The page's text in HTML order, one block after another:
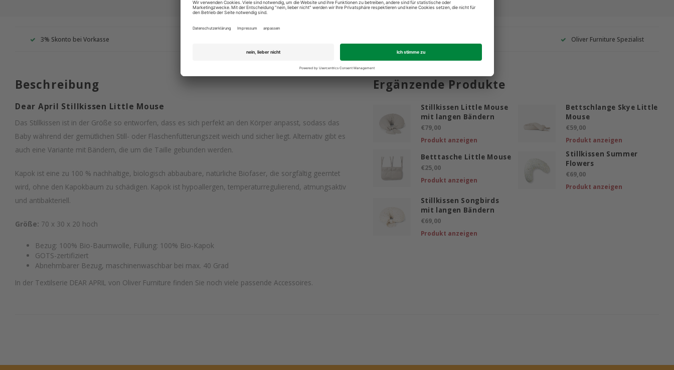
3% Skonto bei Vorkasse Oliver Furniture Spezialist
Beschreibung
Dear April Stillkissen Little Mouse
Das Stillkissen ist in der Größe so entworfen, dass es sich perfekt an den Körper anpasst, sodass das
Baby während der gemütlichen Still- oder Flaschenfütterungszeit weich und sicher liegt. Alternativ gibt es
auch eine Variante mit Bändern, die um die Taille gebunden werden.
Kapok ist eine zu 100 % nachhaltige, biologisch abbaubare, natürliche Biofaser, die sorgfältig geerntet
wird, ohne den Kapokbaum zu schädigen. Kapok ist hypoallergen, temperaturregulierend, atmungsaktiv
und antibakteriell.
Größe: 70 x 30 x 20 hoch
Bezug: 100% Bio-Baumwolle, Füllung: 100% Bio-Kapok
GOTS-zertifiziert
Abnehmbarer Bezug, maschinenwaschbar bei max. 40 Grad
In der Textilserie DEAR APRIL von Oliver Furniture finden Sie noch viele passende Accessoires.
Ergänzende Produkte
Stillkissen Little Mouse
mit langen Bändern
€79,00
Produkt anzeigen
Bettschlange Skye Little
Mouse
€59,00
Produkt anzeigen
Betttasche Little Mouse
€25,00
Produkt anzeigen
Stillkissen Summer
Flowers
€69,00
Produkt anzeigen
Stillkissen Songbirds
mit langen Bändern
€69,00
Produkt anzeigen